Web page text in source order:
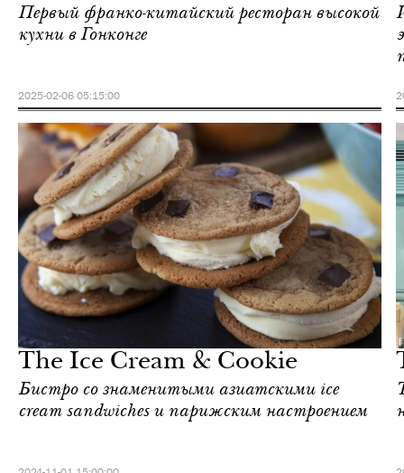
Первый франко-китайский ресторан высокой
кухни в Гонконге
2025-02-06 05:15:00
The Ice Cream & Cookie
Бистро со знаменитыми азиатскими ice
cream sandwiches и парижским настроением